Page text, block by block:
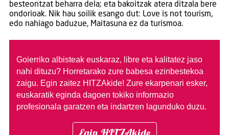
besteontzat beharra dela; eta bakoitzak atera ditzala bere
ondorioak. Nik hau soilik esango dut: Love is not tourism,
edo nahiago baduzue, Maitasuna ez da turismoa.
Goierriko albisteak euskaraz, libre eta kalitatez jaso
nahi dituzu? Horretarako zure babesa ezinbestekoa
zaigu. Egin zaitez HITZAkide! Zure ekarpenari esker,
euskaratik eginda dagoen tokiko informazio
profesionala garatzen eta indartzen lagunduko duzu.